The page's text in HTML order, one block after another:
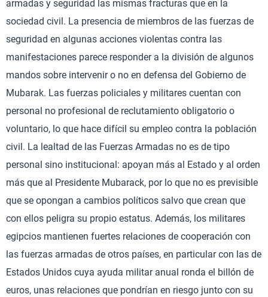
armadas y seguridad las mismas fracturas que en la
sociedad civil. La presencia de miembros de las fuerzas de
seguridad en algunas acciones violentas contra las
manifestaciones parece responder a la división de algunos
mandos sobre intervenir o no en defensa del Gobierno de
Mubarak. Las fuerzas policiales y militares cuentan con
personal no profesional de reclutamiento obligatorio o
voluntario, lo que hace difícil su empleo contra la población
civil. La lealtad de las Fuerzas Armadas no es de tipo
personal sino institucional: apoyan más al Estado y al orden
más que al Presidente Mubarack, por lo que no es previsible
que se opongan a cambios políticos salvo que crean que
con ellos peligra su propio estatus. Además, los militares
egipcios mantienen fuertes relaciones de cooperación con
las fuerzas armadas de otros países, en particular con las de
Estados Unidos cuya ayuda militar anual ronda el billón de
euros, unas relaciones que pondrían en riesgo junto con su